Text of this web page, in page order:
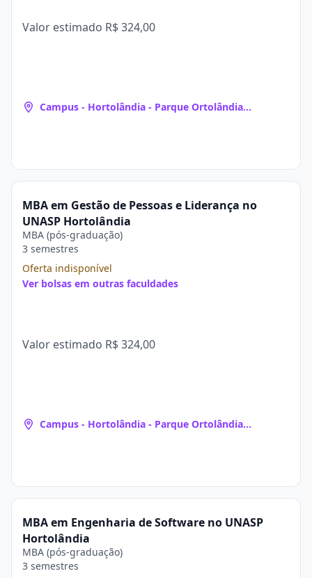
Valor estimado R$ 324,00
Campus - Hortolândia - Parque Ortolândia
MBA em Gestão de Pessoas e Liderança no
UNASP Hortolândia
MBA (pós-graduação)
3 semestres
Oferta indisponível
Ver bolsas em outras faculdades
Valor estimado R$ 324,00
Campus - Hortolândia - Parque Ortolândia
MBA em Engenharia de Software no UNASP
Hortolândia
MBA (pós-graduação)
3 semestres